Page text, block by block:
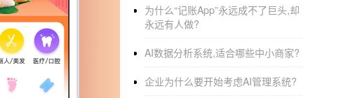
多么的重要。
3.调整播放时间:有的时候，一张鬼畜的动图
得播放速度不够出彩，可以在线调整动图的
4.保存分享动图：用户制作完动图之后，就
为什么“记账App”永远成不了巨头,却
永远有人做?
AI数据分析系统,适合哪些中小商家?
企业为什么要开始考虑AI管理系统?